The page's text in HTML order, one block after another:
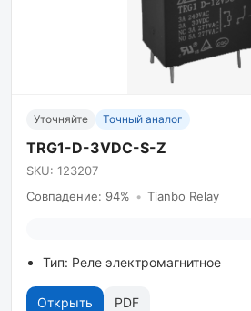
Уточняйте Точный аналог
TRG1-D-3VDC-S-Z
SKU: 123207
Совпадение: 94% • Tianbo Relay
Тип: Реле электромагнитное
Открыть PDF